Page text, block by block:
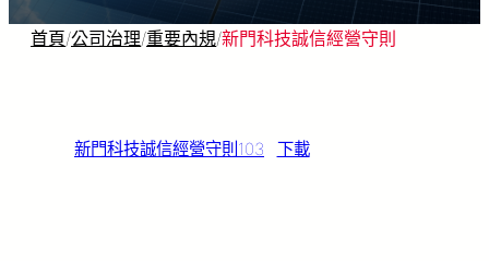
容
首頁/公司治理/重要內規/新門科技誠信經營守則
新門科技誠信經營守則103 下載